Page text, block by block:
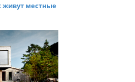
живут местные